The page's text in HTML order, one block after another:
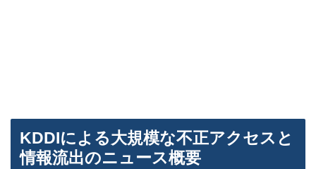
KDDIによる大規模な不正アクセスと
情報流出のニュース概要